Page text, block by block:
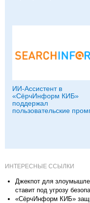
ИИ-Ассистент в
«СёрчИнформ КИБ»
поддержал
пользовательские
ИНТЕРЕСНЫЕ ССЫЛКИ
Джекпот для
ставит под угрозу
«СёрчИнформ КИБ»